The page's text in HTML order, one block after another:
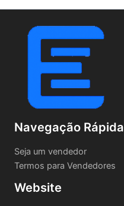
Navegação Rápida
Seja um vendedor
Termos para Vendedores
Website